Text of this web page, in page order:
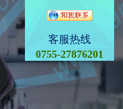
客服热线
0755-27876201